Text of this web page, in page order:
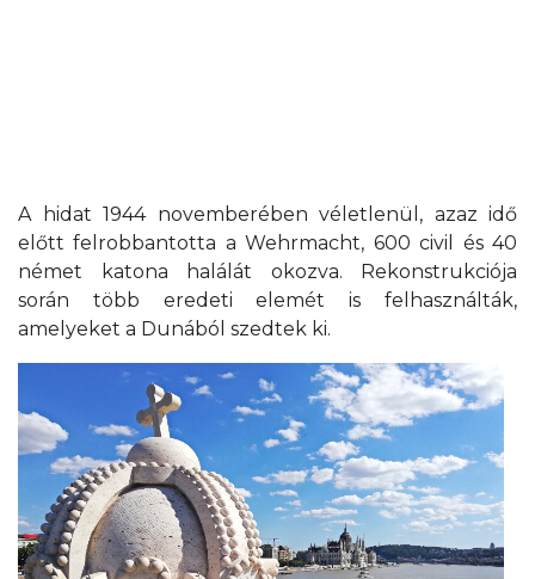
A hidat 1944 novemberében véletlenül, azaz idő
előtt felrobbantotta a Wehrmacht, 600 civil és 40
német katona halálát okozva. Rekonstrukciója
során több eredeti elemét is felhasználták,
amelyeket a Dunából szedtek ki.